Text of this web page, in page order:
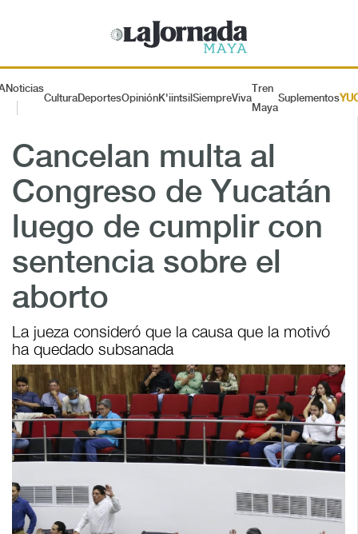
Noticias
CulturaDeportesOpiniónK'iintsil SiempreViva
Tren
Maya
Suplementos
Cancelan multa al
Congreso de Yucatán
luego de cumplir con
sentencia sobre el
aborto
La jueza consideró que la causa que la motivó
ha quedado subsanada